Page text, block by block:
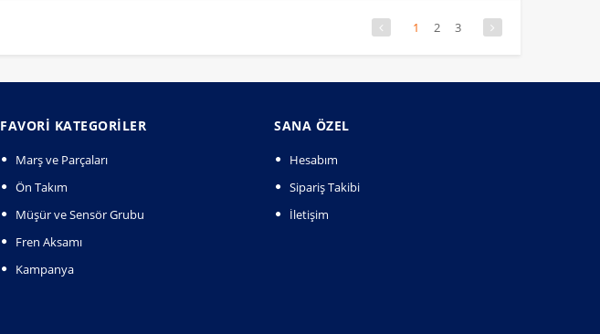
1 2 3
FAVORI KATEGORILER
Marş ve Parçaları
Ön Takım
Müşür ve Sensör Grubu
Fren Aksamı
Kampanya
SANA ÖZEL
Hesabım
Sipariş Takibi
İletişim